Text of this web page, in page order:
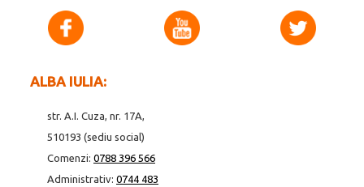
ALBA IULIA:
str. A.I. Cuza, nr. 17A,
510193 (sediu social)
Comenzi: 0788 396 566
Administrativ: 0744 483